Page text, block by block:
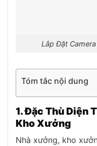
Lắp Đặt
Tóm tắc nội dung
1. Đặc Thù Diện
Kho Xưởng
Nhà xưởng, kho